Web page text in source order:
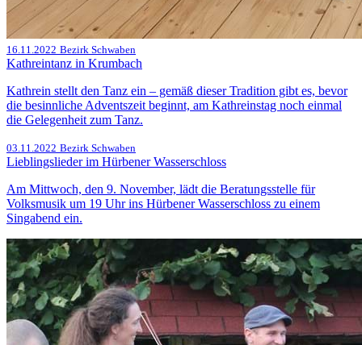
16.11.2022 Bezirk Schwaben
Kathreintanz in Krumbach
Kathrein stellt den Tanz ein – gemäß dieser Tradition gibt es, bevor
die besinnliche Adventszeit beginnt, am Kathreinstag noch einmal
die Gelegenheit zum Tanz.
03.11.2022 Bezirk Schwaben
Lieblingslieder im Hürbener Wasserschloss
Am Mittwoch, den 9. November, lädt die Beratungsstelle für
Volksmusik um 19 Uhr ins Hürbener Wasserschloss zu einem
Singabend ein.